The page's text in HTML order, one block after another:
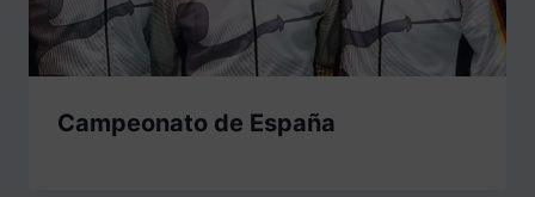
Campeonato de España